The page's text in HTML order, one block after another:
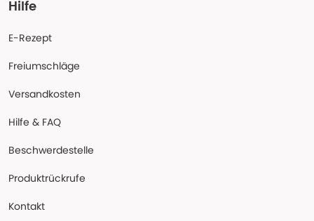
Hilfe
E-Rezept
Freiumschläge
Versandkosten
Hilfe & FAQ
Beschwerdestelle
Produktrückrufe
Kontakt